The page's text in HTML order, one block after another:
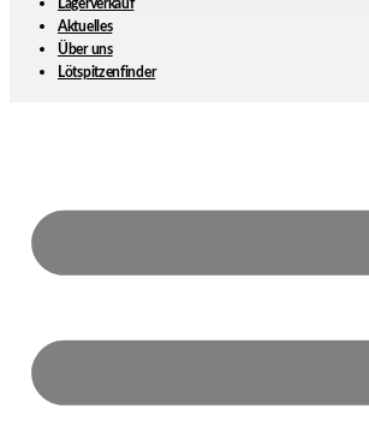
Lagerverkauf
Aktuelles
Über uns
Lötspitzenfinder